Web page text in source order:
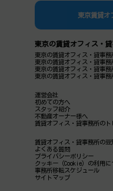
東京賃貸オ
東京の賃貸オフィス・
東京の賃貸オフィス・貸事
東京の賃貸オフィス・貸事務
東京の賃貸オフィス・貸事務
東京の賃貸オフィス・貸事
運営会社
初めての方へ
スタッフ紹介
不動産オーナー様へ
賃貸オフィス・貸事務所のト
賃貸オフィス・貸事務所の豆
よくある質問
プライバシーポリシー
クッキー（Cookie）の利用に
事務所移転スケジュール
サイトマップ